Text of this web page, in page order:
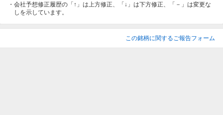
会社予想修正履歴の「↑」は上方修正、「↓」は下方修正、「－」は変更な
しを示しています。
この銘柄に関するご報告フォーム